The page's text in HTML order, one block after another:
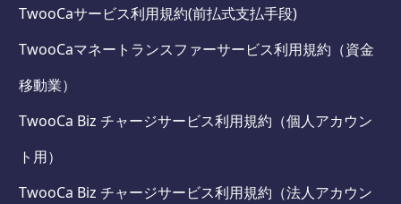
TwooCaサービス利用規約(前払式支払手段)
TwooCaマネートランスファーサービス利用規約（資金
移動業）
TwooCa Biz チャージサービス利用規約（個人アカウン
ト用）
TwooCa Biz チャージサービス利用規約（法人アカウン